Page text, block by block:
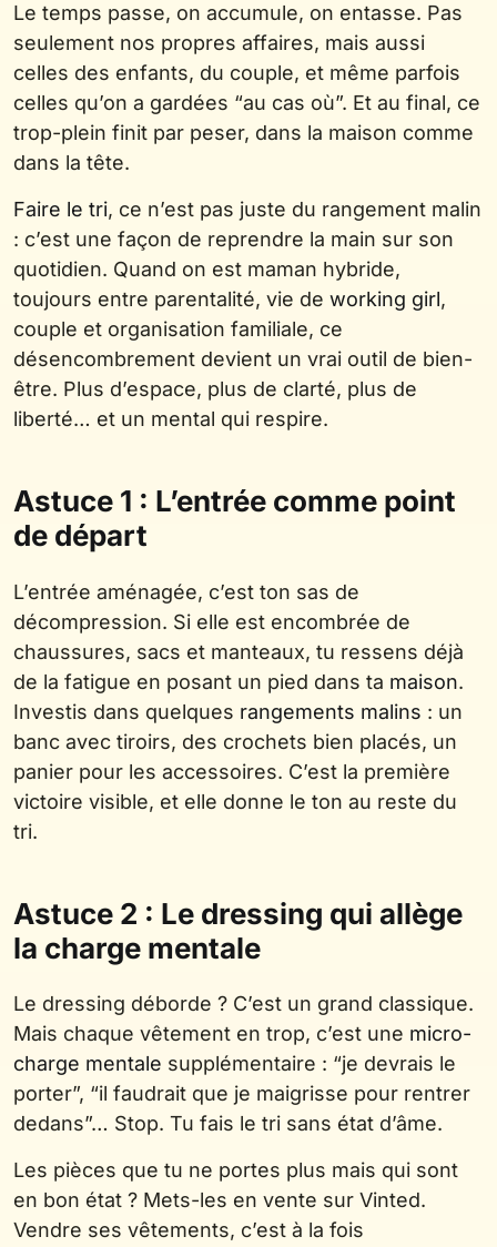
Le temps passe, on accumule, on entasse. Pas
seulement nos propres affaires, mais aussi
celles des enfants, du couple, et même parfois
celles qu’on a gardées “au cas où”. Et au final, ce
trop-plein finit par peser, dans la maison comme
dans la tête.
Faire le tri, ce n’est pas juste du rangement malin
: c’est une façon de reprendre la main sur son
quotidien. Quand on est maman hybride,
toujours entre parentalité, vie de working girl,
couple et organisation familiale, ce
désencombrement devient un vrai outil de bien-
être. Plus d’espace, plus de clarté, plus de
liberté… et un mental qui respire.
Astuce 1 : L’entrée comme point
de départ
L’entrée aménagée, c’est ton sas de
décompression. Si elle est encombrée de
chaussures, sacs et manteaux, tu ressens déjà
de la fatigue en posant un pied dans ta maison.
Investis dans quelques rangements malins : un
banc avec tiroirs, des crochets bien placés, un
panier pour les accessoires. C’est la première
victoire visible, et elle donne le ton au reste du
tri.
Astuce 2 : Le dressing qui allège
la charge mentale
Le dressing déborde ? C’est un grand classique.
Mais chaque vêtement en trop, c’est une micro-
charge mentale supplémentaire : “je devrais le
porter”, “il faudrait que je maigrisse pour rentrer
dedans”… Stop. Tu fais le tri sans état d’âme.
Les pièces que tu ne portes plus mais qui sont
en bon état ? Mets-les en vente sur Vinted.
Vendre ses vêtements, c’est à la fois